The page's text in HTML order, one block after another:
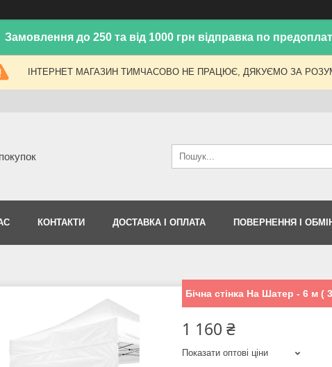
Замовлення до 250 та від 1000 грн відправка по
ІНТЕРНЕТ МАГАЗИН ТИМЧАСОВО НЕ ПРАЦЮЄ, ДЯКУЄМО ЗА
КОНТАКТИ ДОСТАВКА І ОПЛАТА ПОВЕРНЕННЯ І
Бічна стінка На Шатер - 6 м (
1 160 ₴
Показати оптові ціни